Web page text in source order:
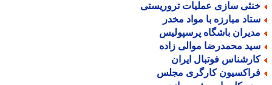
سازی عملیات تروریستی
مبارزه با مواد مخدر
باشگاه پرسپولیس
محمدرضا موالی زاده
فوتبال ایران
کارگری مجلس